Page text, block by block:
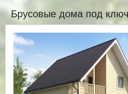
Брусовые дома под